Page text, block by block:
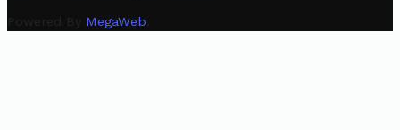
Powered By MegaWeb